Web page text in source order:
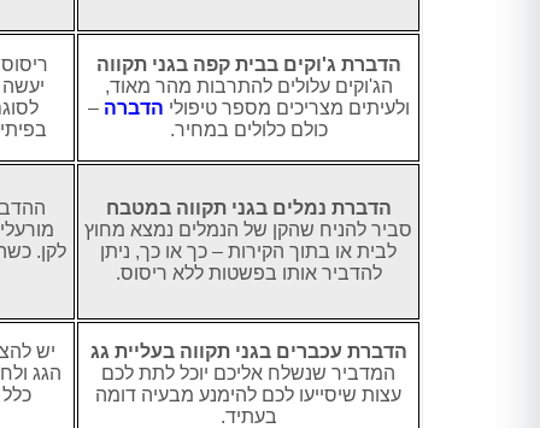
הדברת ג'וקים בבית קפה בגני תקווה
הג'וקים עלולים להתרבות מהר מאוד,
ולעיתים מצריכים מספר טיפולי הדברה –
כולם כלולים במחיר.
הדברת נמלים בגני תקווה במטבח
סביר להניח שהקן של הנמלים נמצא מחוץ
לבית או בתוך הקירות – כך או כך, ניתן
להדביר אותו בפשטות ללא ריסוס.
לקן.
הדברת עכברים בגני תקווה בעליית גג
המדביר שנשלח אליכם יוכל לתת לכם
עצות שיסייעו לכם להימנע מבעיה דומה
בעתיד.
יש
הגג